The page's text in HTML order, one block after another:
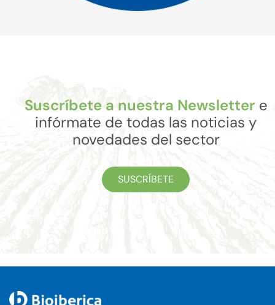
Suscríbete a nuestra Newsletter e
infórmate de todas las noticias y
novedades del sector
SUSCRÍBETE